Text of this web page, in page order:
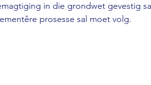
in die grondwet gevestig
prosesse sal moet volg.